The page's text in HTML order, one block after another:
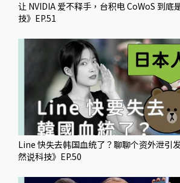
让 NVIDIA 爱不释手，台积电 CoWoS 到底
技》EP.51
Line 快失去韩国血统了？聊聊个资外泄引
然说科技》EP.50